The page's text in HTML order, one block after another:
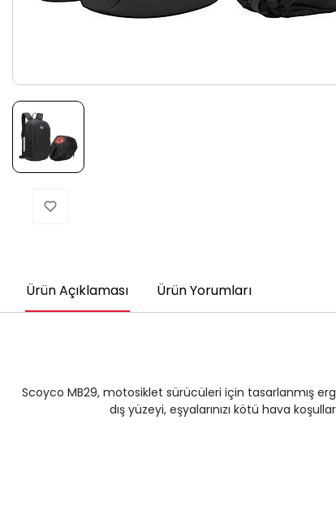
Ürün Açıklaması Ürün Yorumları
Scoyco MB29, motosiklet sürücüleri için tasarlanmış
dış yüzeyi, eşyalarınızı kötü hava